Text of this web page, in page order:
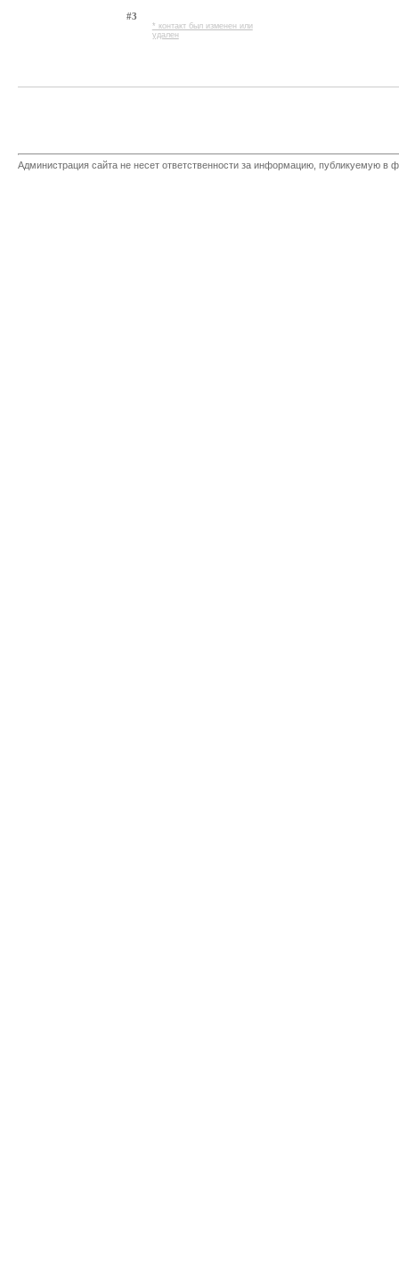
#3
* контакт был изменен или
удален
Администрация сайта не несет ответственности за информацию, публикуемую